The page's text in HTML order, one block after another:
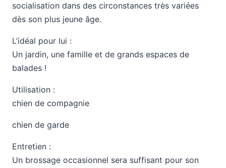
socialisation dans des circonstances très variées
dès son plus jeune âge.
L’idéal pour lui :
Un jardin, une famille et de grands espaces de
balades !
Utilisation :
chien de compagnie
chien de garde
Entretien :
Un brossage occasionnel sera suffisant pour son